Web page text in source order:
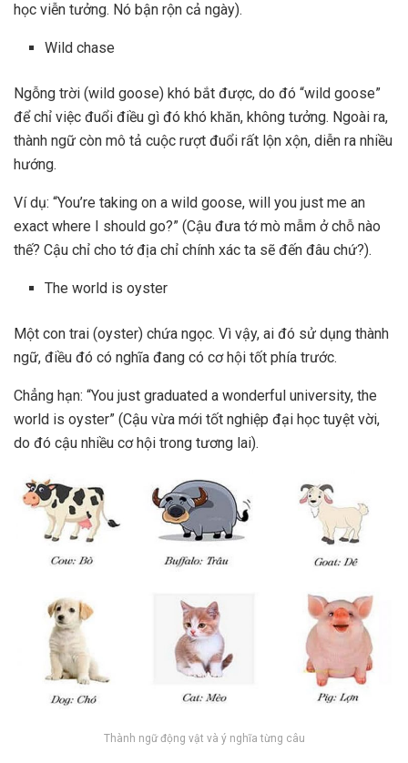
học viễn tưởng. Nó bận rộn cả ngày).
Wild chase
Ngỗng trời (wild goose) khó bắt được, do đó “wild goose”
để chỉ việc đuổi điều gì đó khó khăn, không tưởng. Ngoài ra,
thành ngữ còn mô tả cuộc rượt đuổi rất lộn xộn, diễn ra nhiều
hướng.
Ví dụ: “You’re taking on a wild goose, will you just me an
exact where I should go?” (Cậu đưa tớ mò mẫm ở chỗ nào
thế? Cậu chỉ cho tớ địa chỉ chính xác ta sẽ đến đâu chứ?).
The world is oyster
Một con trai (oyster) chứa ngọc. Vì vậy, ai đó sử dụng thành
ngữ, điều đó có nghĩa đang có cơ hội tốt phía trước.
Chẳng hạn: “You just graduated a wonderful university, the
world is oyster” (Cậu vừa mới tốt nghiệp đại học tuyệt vời,
do đó cậu nhiều cơ hội trong tương lai).
Thành ngữ động vật và ý nghĩa từng câu